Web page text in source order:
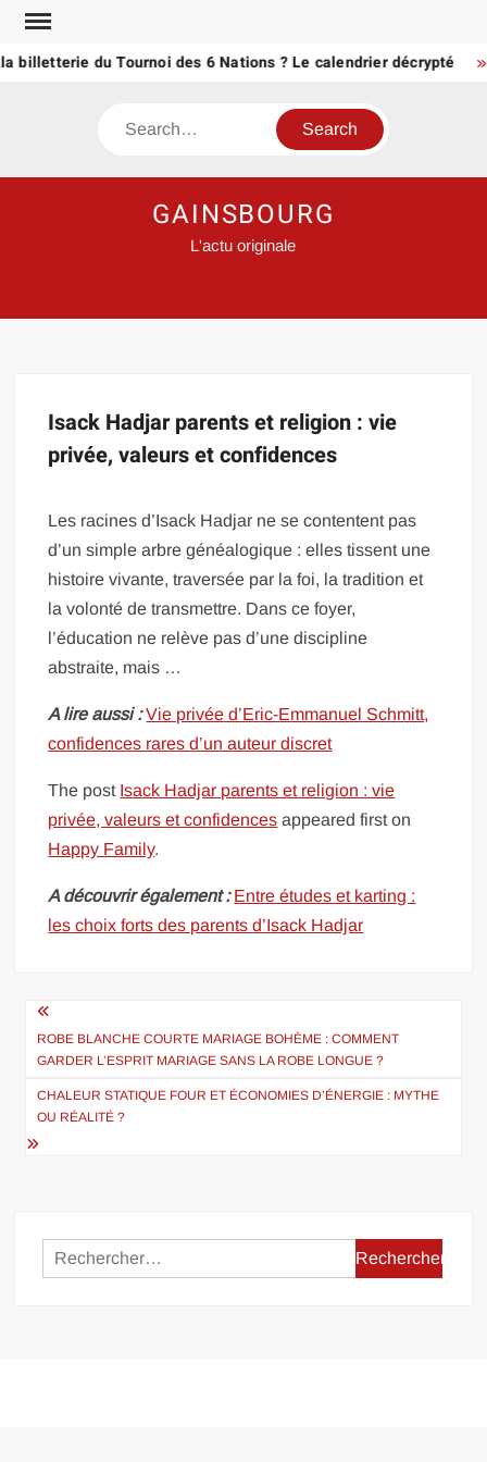
Skip
content
la billetterie du Tournoi des 6 Nations ? Le calendrier décrypté
Search
GAINSBOURG
L'actu originale
Isack Hadjar parents et religion : vie
privée, valeurs et confidences
Les racines d’Isack Hadjar ne se contentent pas
d’un simple arbre généalogique : elles tissent une
histoire vivante, traversée par la foi, la tradition et
la volonté de transmettre. Dans ce foyer,
l’éducation ne relève pas d’une discipline
abstraite, mais …
A lire aussi : Vie privée d’Eric-Emmanuel Schmitt,
confidences rares d’un auteur discret
The post Isack Hadjar parents et religion : vie
privée, valeurs et confidences appeared first on
Happy Family.
A découvrir également : Entre études et karting :
les choix forts des parents d’Isack Hadjar
Navigation
de
l’article
ROBE BLANCHE COURTE MARIAGE BOHÈME : COMMENT
GARDER L’ESPRIT MARIAGE SANS LA ROBE LONGUE ?
CHALEUR STATIQUE FOUR ET ÉCONOMIES D’ÉNERGIE : MYTHE
OU RÉALITÉ ?
Rechercher :